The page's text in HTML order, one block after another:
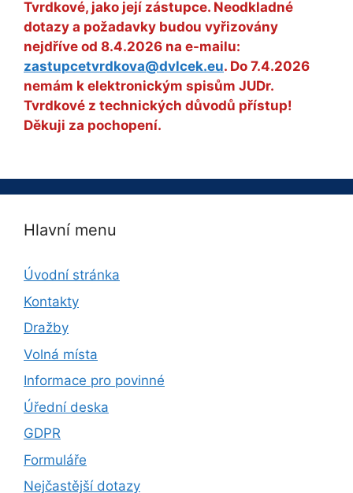
Tvrdkové, jako její zástupce. Neodkladné
dotazy a požadavky budou vyřizovány
nejdříve od 8.4.2026 na e-mailu:
zastupcetvrdkova@dvlcek.eu. Do 7.4.2026
nemám k elektronickým spisům JUDr.
Tvrdkové z technických důvodů přístup!
Děkuji za pochopení.
Hlavní menu
Úvodní stránka
Kontakty
Dražby
Volná místa
Informace pro povinné
Úřední deska
GDPR
Formuláře
Nejčastější dotazy